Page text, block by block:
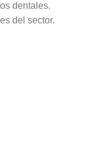
dentales.
del sector.